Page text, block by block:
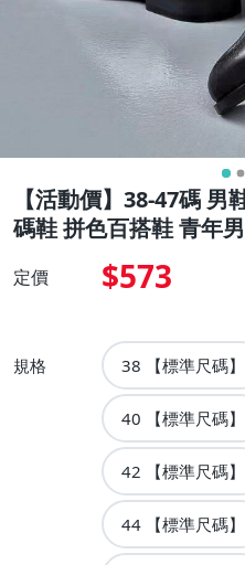
【活動價】38-47碼
碼鞋 拼色百搭鞋 青年
定價 $573
規格 38 【標準尺碼】
40 【標準尺碼】
42 【標準尺碼】
44 【標準尺碼】